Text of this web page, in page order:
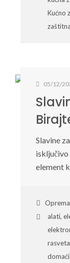
Kućno
05/12/
Slavine
isključivo
element
alati,
rasveta